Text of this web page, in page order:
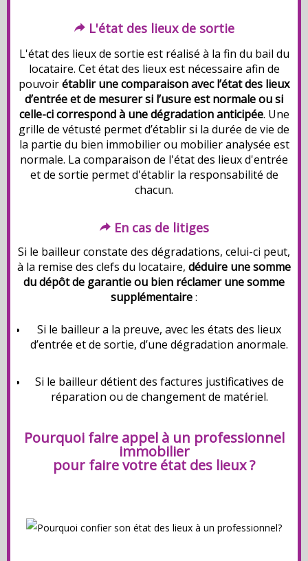
L'état des lieux de sortie
L'état des lieux de sortie est réalisé à la fin du bail du
locataire. Cet état des lieux est nécessaire afin de
pouvoirétablir une comparaison avec l’état des lieux
d’entrée et de mesurer si l’usure est normale ou si
celle-ci correspond à une dégradation anticipée. Une
grille de vétusté permet d’établir si la durée de vie de
la partie du bien immobilier ou mobilier analysée est
normale. La comparaison de l'état des lieux d'entrée
et de sortie permet d'établir la responsabilité de
chacun.
En cas de litiges
Si le bailleur constate des dégradations, celui-ci peut,
à la remise des clefs du locataire, déduire une somme
du dépôt de garantie ou bien réclamer une somme
supplémentaire:
Si le bailleur a la preuve, avec les états des lieux
d’entrée et de sortie, d’une dégradation anormale.
Si le bailleur détient des factures justificatives de
réparation ou de changement de matériel.
Pourquoi faire appel à un professionnel
immobilier
pour faire votre état des lieux ?